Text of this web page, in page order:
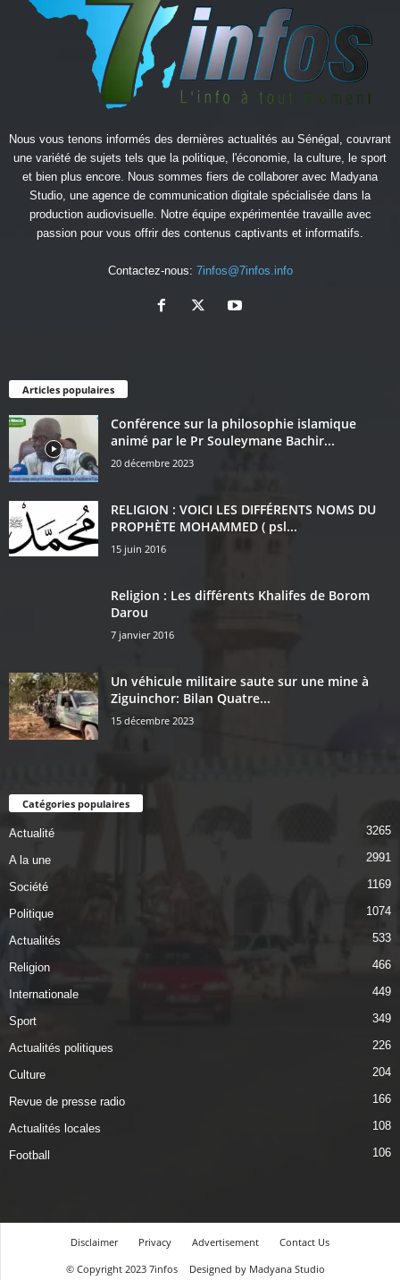
Nous vous tenons informés des dernières actualités au Sénégal, couvrant
une variété de sujets tels que la politique, l'économie, la culture, le sport
et bien plus encore. Nous sommes fiers de collaborer avec Madyana
Studio, une agence de communication digitale spécialisée dans la
production audiovisuelle. Notre équipe expérimentée travaille avec
passion pour vous offrir des contenus captivants et informatifs.
Contactez-nous: 7infos@7infos.info
Articles populaires
Conférence sur la philosophie islamique
animé par le Pr Souleymane Bachir...
20 décembre 2023
RELIGION : VOICI LES DIFFÉRENTS NOMS DU
PROPHÈTE MOHAMMED ( psl...
15 juin 2016
Religion : Les différents Khalifes de Borom
Darou
7 janvier 2016
Un véhicule militaire saute sur une mine à
Ziguinchor: Bilan Quatre...
15 décembre 2023
Catégories populaires
Actualité 3265
A la une 2991
Société 1169
Politique 1074
Actualités 533
Religion 466
Internationale 449
Sport 349
Actualités politiques 226
Culture 204
Revue de presse radio 166
Actualités locales 108
Football 106
Disclaimer Privacy Advertisement
Contact Us
© Copyright 2023 7infos
Designed by Madyana Studio